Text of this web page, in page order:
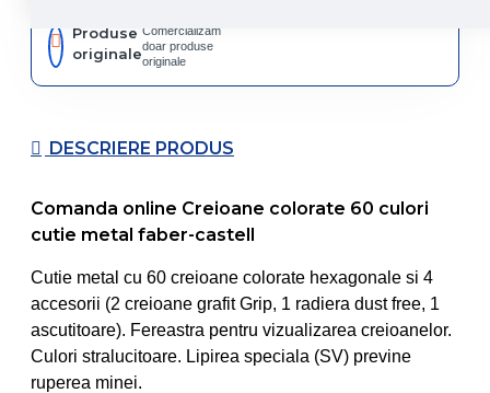
Produse
originale
Comercializam
doar produse
originale
DESCRIERE PRODUS
Comanda online Creioane colorate 60 culori
cutie metal faber-castell
Cutie metal cu 60 creioane colorate hexagonale si 4
accesorii (2 creioane grafit Grip, 1 radiera dust free, 1
ascutitoare). Fereastra pentru vizualizarea creioanelor.
Culori stralucitoare. Lipirea speciala (SV) previne
ruperea minei.